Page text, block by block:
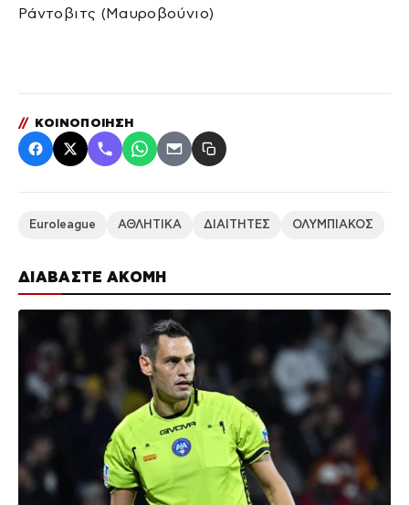
ΔΙΑΒΑΣΤΕ ΑΚΟΜΗ
Ράντοβιτς (Μαυροβούνιο)
// ΚΟΙΝΟΠΟΙΗΣΗ
Euroleague ΑΘΛΗΤΙΚΑ ΔΙΑΙΤΗΤΕΣ ΟΛΥΜΠΙΑΚΟΣ